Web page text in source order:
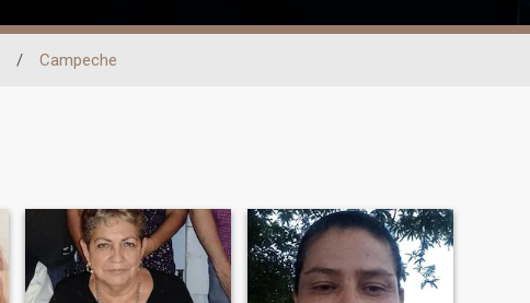
/ Campeche